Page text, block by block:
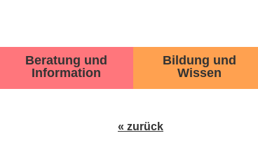
Beratung und
Information
Bildung und
Wissen
« zurück